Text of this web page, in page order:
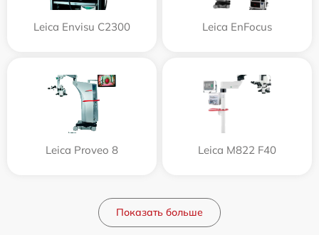
Leica Envisu C2300 Leica EnFocus
Leica Proveo 8 Leica M822 F40
Показать больше